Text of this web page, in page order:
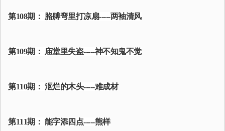
第108期： 胳膊弯里打凉扇-----两袖清风
第109期： 庙堂里失盗-----神不知鬼不觉
第110期： 沤烂的木头-----难成材
第111期： 能字添四点-----熊样